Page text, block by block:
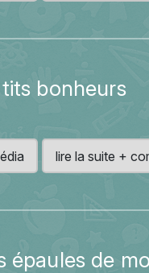
bonheurs
lire la suite +
épaules de